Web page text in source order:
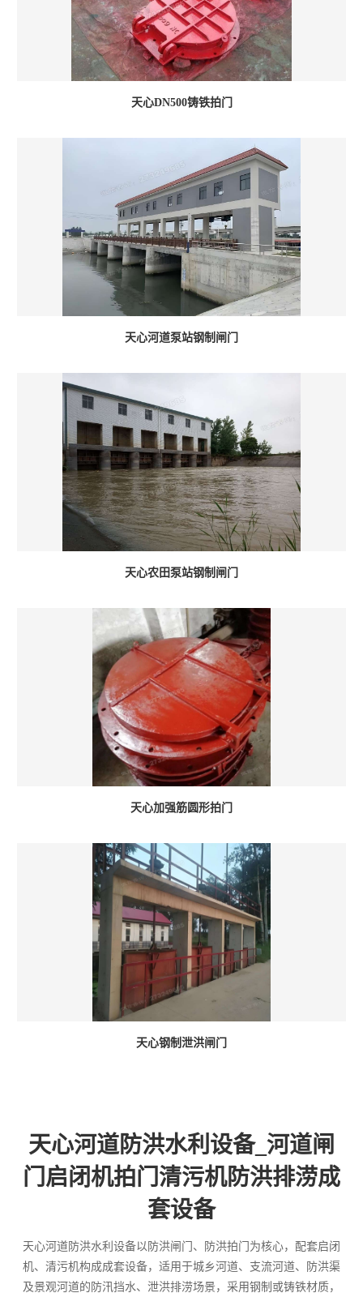
天心DN500铸铁拍门
天心河道泵站钢制闸门
天心农田泵站钢制闸门
天心加强筋圆形拍门
天心钢制泄洪闸门
天心河道防洪水利设备_河道闸
门启闭机拍门清污机防洪排涝成
套设备
天心河道防洪水利设备以防洪闸门、防洪拍门为核心，配套启闭
机、清污机构成成套设备，适用于城乡河道、支流河道、防洪渠
及景观河道的防汛挡水、泄洪排涝场景，采用钢制或铸铁材质，